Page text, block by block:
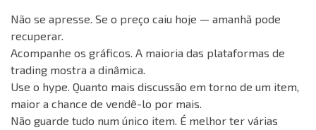
Não se apresse. Se o preço caiu hoje — amanhã pode
recuperar.
Acompanhe os gráficos. A maioria das plataformas de
trading mostra a dinâmica.
Use o hype. Quanto mais discussão em torno de um item,
maior a chance de vendê-lo por mais.
Não guarde tudo num único item. É melhor ter várias